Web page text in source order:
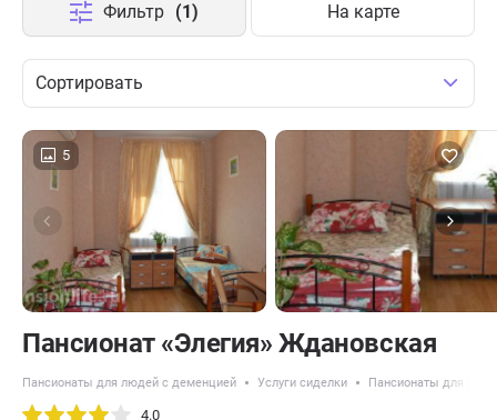
Сортировать
Фильтр (1) На карте
5
Пансионат «Элегия» Ждановская
Пансионаты для людей с деменцией Услуги сиделки Пансионаты для
4.0